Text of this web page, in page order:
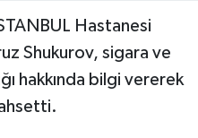
Hastanesi
Shukurov, sigara ve
hakkında bilgi vererek